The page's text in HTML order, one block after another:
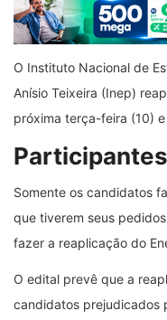
O Instituto Nacional de
Anísio Teixeira (Inep)
próxima terça-feira (10)
Participantes
Somente os candidatos
que tiverem seus
fazer a reaplicação do
O edital prevê que a
candidatos prejudicados